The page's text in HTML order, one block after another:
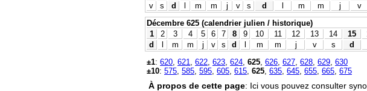
v
s d l m m j v s d l m m j v
Décembre 625 (calendrier julien / historique)
1
2 3 4 5 6 7 8 9 10 11 12 13 14 15
d
l m m j v s d l m m j v s d
±1: 620 621 622 623 624 625 626 627 628 629 630
±10: 575 585 595 605 615 625 635 645 655 665 675
À propos de cette page: Ici vous pouvez consulter